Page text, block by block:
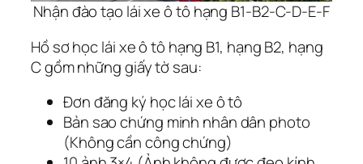
Nhận đào tạo lái xe ô tô hạng B1-B2-C-D-E-F
Hồ sơ học lái xe ô tô hạng B1, hạng B2, hạng
C gồm những giấy tờ sau:
Đơn đăng ký học lái xe ô tô
Bản sao chứng minh nhân dân photo
(Không cần công chứng)